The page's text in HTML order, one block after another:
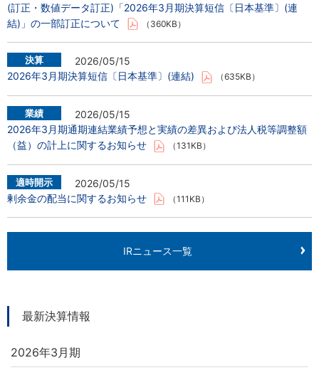
(訂正・数値データ訂正)「2026年3月期決算短信〔日本基準〕(連
結)」の一部訂正について
（360KB）
2026/05/15
2026年3月期決算短信〔日本基準〕(連結)
（635KB）
2026/05/15
2026年3月期通期連結業績予想と実績の差異および法人税等調整額
（益）の計上に関するお知らせ
（131KB）
2026/05/15
剰余金の配当に関するお知らせ
（111KB）
IRニュース一覧
最新決算情報
2026年3月期